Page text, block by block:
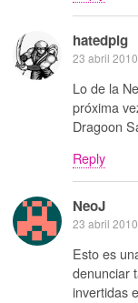
hatedpig
23 abril 2010
Lo de la
próxima
Dragoon
Reply
NeoJ
23 abril 2010
Esto es
denunciar
invertidas